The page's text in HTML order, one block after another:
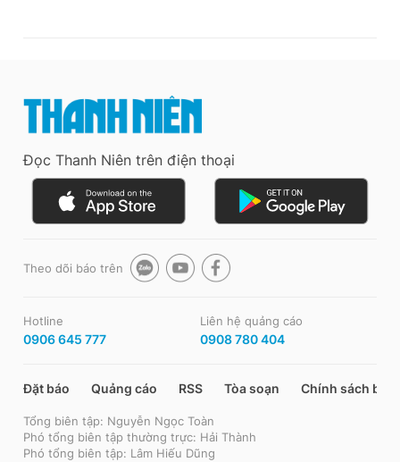
Đọc Thanh Niên trên điện thoại
Theo dõi báo trên
Hotline
0906 645 777
Liên hệ quảng cáo
0908 780 404
Đặt báo Quảng cáo RSS Tòa soạn Chính sách bảo
Tổng biên tập: Nguyễn Ngọc Toàn
Phó tổng biên tập thường trực: Hải Thành
Phó tổng biên tập: Lâm Hiếu Dũng